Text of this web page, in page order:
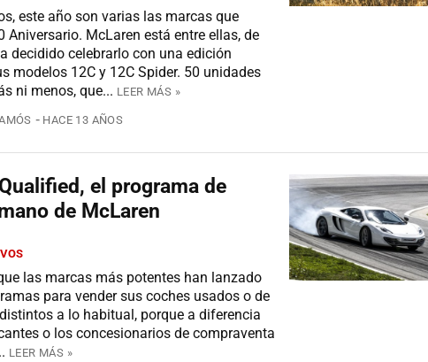
este año son varias las marcas que
Aniversario. McLaren está entre ellas, de
decidido celebrarlo con una edición
modelos 12C y 12C Spider. 50 unidades
ni menos, que... LEER MÁS »
HACE 13 AÑOS
el programa de
de McLaren
las marcas más potentes han lanzado
para vender sus coches usados o de
a lo habitual, porque a diferencia
o los concesionarios de compraventa
LEER MÁS »